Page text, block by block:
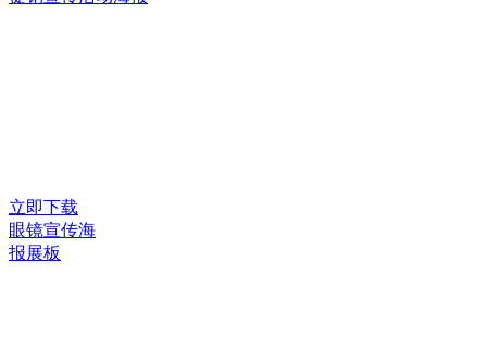
立即下载
眼镜宣传海
报展板